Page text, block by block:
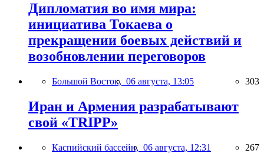
Дипломатия во имя мира:
инициатива Токаева о
прекращении боевых действий и
возобновлении переговоров
Большой Восток, 06 августа, 13:05 303
Иран и Армения разрабатывают
свой «TRIPP»
Каспийский бассейн, 06 августа, 12:31 267